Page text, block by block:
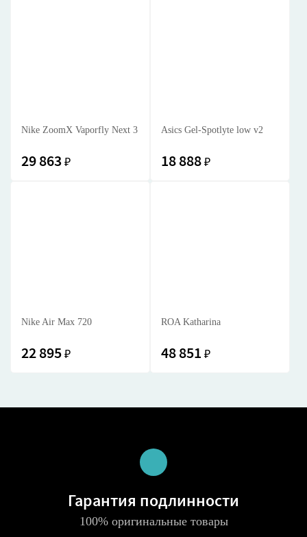
Nike ZoomX Vaporfly Next 3
29 863 ₽
Asics Gel-Spotlyte low v2
18 888 ₽
Nike Air Max 720
22 895 ₽
ROA Katharina
48 851 ₽
Гарантия подлинности
100% оригинальные товары